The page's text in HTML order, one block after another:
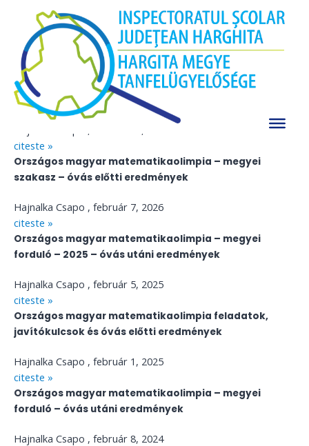
content
Matematika
A jelenlegi oldal feltöltés alatt van!
Köszönjük a megértésüket.
A régi oldal itt érhető el.
Országos magyar matematikaolimpia – megyei
forduló – 2026 – óvás utáni eredmények
citeste »
Országos magyar matematikaolimpia – megyei
szakasz – óvás előtti eredmények
Hajnalka Csapo
február 7, 2026
citeste »
Országos magyar matematikaolimpia – megyei
forduló – 2025 – óvás utáni eredmények
Hajnalka Csapo
február 5, 2025
citeste »
Országos magyar matematikaolimpia feladatok,
javítókulcsok és óvás előtti eredmények
Hajnalka Csapo
február 1, 2025
citeste »
Országos magyar matematikaolimpia – megyei
forduló – óvás utáni eredmények
Hajnalka Csapo
február 8, 2024